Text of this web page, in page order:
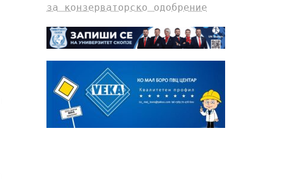
за конзерваторско одобрение